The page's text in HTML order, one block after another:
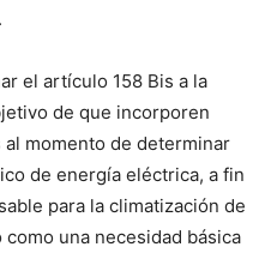
el artículo 158 Bis a la
de que incorporen
momento de determinar
de energía eléctrica, a fin
para la climatización de
una necesidad básica